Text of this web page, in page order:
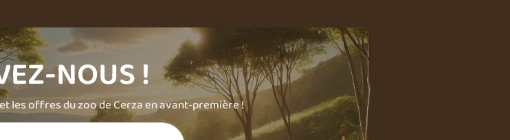
NOUS !
les offres du zoo de Cerza en avant-première !